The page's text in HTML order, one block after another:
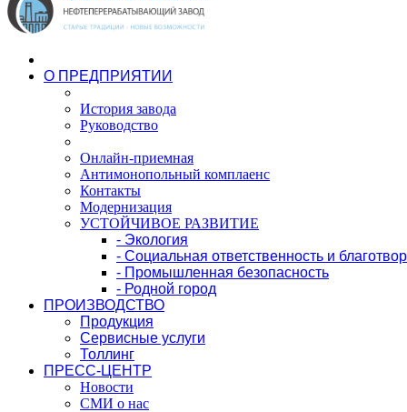
О ПРЕДПРИЯТИИ
История завода
Руководство
Онлайн-приемная
Антимонопольный комплаенс
Контакты
Модернизация
УСТОЙЧИВОЕ РАЗВИТИЕ
- Экология
- Социальная ответственность и
- Промышленная безопасность
- Родной город
ПРОИЗВОДСТВО
Продукция
Сервисные услуги
Толлинг
ПРЕСС-ЦЕНТР
Новости
СМИ о нас